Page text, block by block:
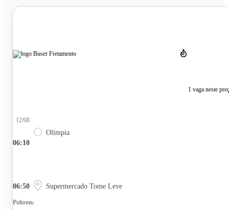
1 vaga neste
06:10
12/08
Olímpia
06:50 Supermercado Tome Leve
Poltrona